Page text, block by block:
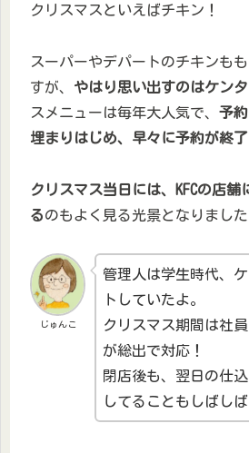
クリスマスといえばチキン！
スーパーやデパートのチキンも
すが、 やはり思い出すのはケン
スメニューは毎年大人気で、 予
埋まりはじめ、早々に予約が終
クリスマス当日には、KFCの店
るのもよく見る光景となりました
じゅんこ
管理人は学生時代、
トしていたよ。
クリスマス期間は社
が総出で対応！
閉店後も、翌日の仕
してることもしばしば